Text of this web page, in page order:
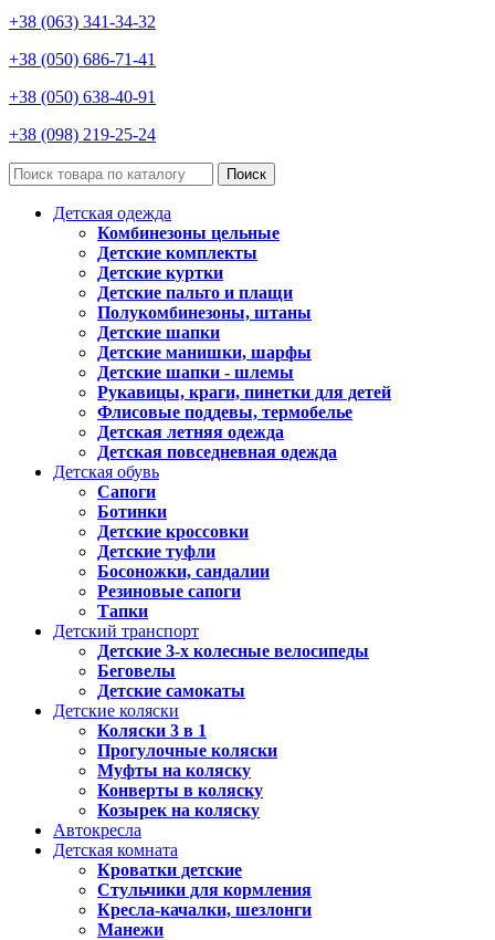
+38 (063) 341-34-32
+38 (050) 686-71-41
+38 (050) 638-40-91
+38 (098) 219-25-24
Поиск
Детская одежда
Комбинезоны цельные
Детские комплекты
Детские куртки
Детские пальто и плащи
Полукомбинезоны, штаны
Детские шапки
Детские манишки, шарфы
Детские шапки - шлемы
Рукавицы, краги, пинетки для детей
Флисовые поддевы, термобелье
Детская летняя одежда
Детская повседневная одежда
Детская обувь
Сапоги
Ботинки
Детские кроссовки
Детские туфли
Босоножки, сандалии
Резиновые сапоги
Тапки
Детский транспорт
Детские 3-х колесные велосипеды
Беговелы
Детские самокаты
Детские коляски
Коляски 3 в 1
Прогулочные коляски
Муфты на коляску
Конверты в коляску
Козырек на коляску
Автокресла
Детская комната
Кроватки детские
Стульчики для кормления
Кресла-качалки, шезлонги
Манежи